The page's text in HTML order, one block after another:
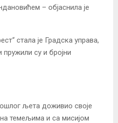
– објаснила је
стала је Градска управа,
су и бројни
љета доживио своје
темељима и са мисијом